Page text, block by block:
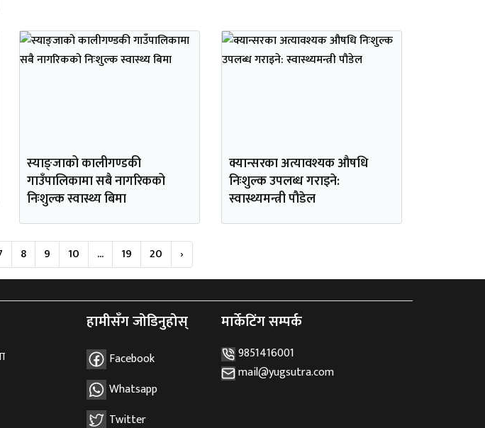
स्याङ्जाको कालीगण्डकी
गाउँपालिकामा सबै नागरिकको
निःशुल्क स्वास्थ्य बिमा
क्यान्सरका अत्यावश्यक औषधि
निःशुल्क उपलब्ध गराइने:
स्वास्थ्यमन्त्री पौडेल
8 9 10 ... 19 20 ›
हामीसँग जोडिनुहोस्
Facebook
Whatsapp
Twitter
मार्केटिंग सम्पर्क
9851416001
mail@yugsutra.com